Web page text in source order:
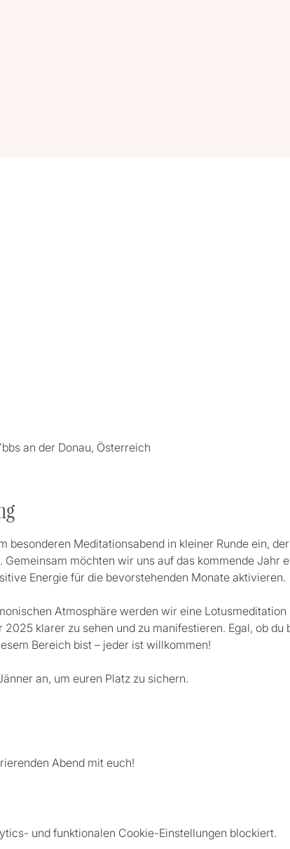
an der Donau, Österreich
besonderen Meditationsabend in kleiner Runde ein,
möchten wir uns auf das kommende Jahr
Energie für die bevorstehenden Monate aktivieren.
Atmosphäre werden wir eine
2025 klarer zu sehen und zu manifestieren. Egal, ob du
Bereich bist – jeder ist willkommen!
an, um euren Platz zu sichern.
Abend mit euch!
und funktionalen Cookie-Einstellungen blockiert.